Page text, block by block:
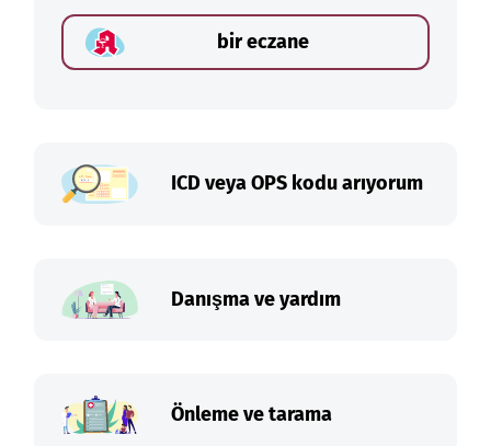
bir eczane
ICD veya OPS kodu arıyorum
Danışma ve yardım
Önleme ve tarama